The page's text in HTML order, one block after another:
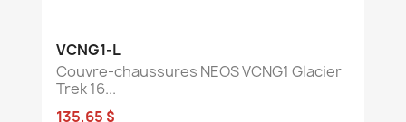
VCNG1-L
Couvre-chaussures NEOS VCNG1 Glacier
Trek 16...
135,65 $